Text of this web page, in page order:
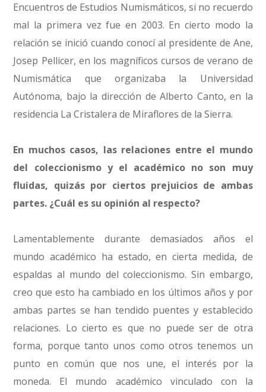
Encuentros de Estudios Numismáticos, si no recuerdo
mal la primera vez fue en 2003. En cierto modo la
relación se inició cuando conocí al presidente de Ane,
Josep Pellicer, en los magníficos cursos de verano de
Numismática que organizaba la Universidad
Autónoma, bajo la dirección de Alberto Canto, en la
residencia La Cristalera de Miraflores de la Sierra.
En muchos casos, las relaciones entre el mundo
del coleccionismo y el académico no son muy
fluidas, quizás por ciertos prejuicios de ambas
partes. ¿Cuál es su opinión al respecto?
Lamentablemente durante demasiados años el
mundo académico ha estado, en cierta medida, de
espaldas al mundo del coleccionismo. Sin embargo,
creo que esto ha cambiado en los últimos años y por
ambas partes se han tendido puentes y establecido
relaciones. Lo cierto es que no puede ser de otra
forma, porque tanto unos como otros tenemos un
punto en común que nos une, el interés por la
moneda. El mundo académico vinculado con la